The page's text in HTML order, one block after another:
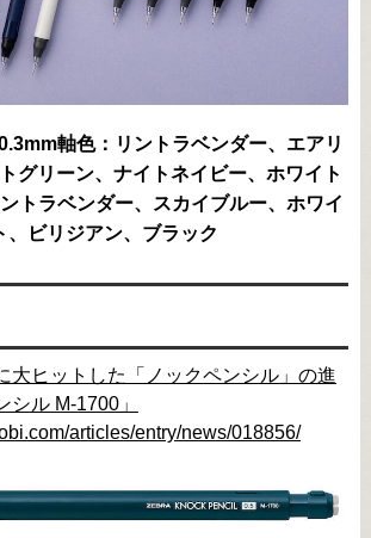
軸色：リントラベンダー、エアリ
グリーン、ナイトネイビー、ホワイト
トラベンダー、スカイブルー、ホワイ
、ビリジアン、ブラック
大ヒットした「ノックペンシル」の進
シル M-1700」
articles/entry/news/018856/